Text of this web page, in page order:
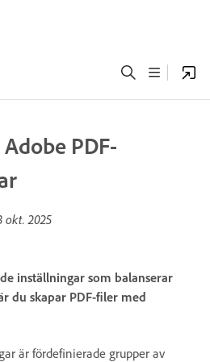
PDF-
okt. 2025
inställningar som balanserar
du skapar PDF-filer med
är fördefinierade grupper av